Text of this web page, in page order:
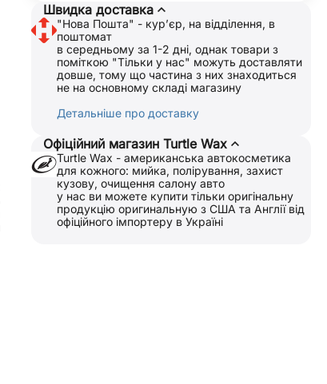
Швидка доставка
"Нова Пошта" - курʼєр, на відділення, в
поштомат
в середньому за 1-2 дні, однак товари з
поміткою "Тільки у нас" можуть доставляти
довше, тому що частина з них знаходиться
не на основному складі магазину
Детальніше про доставку
Офіційний магазин Turtle Wax
Turtle Wax - американська автокосметика
для кожного: мийка, полірування, захист
кузову, очищення салону авто
у нас ви можете купити тільки оригінальну
продукцію оригинальную з США та Англії від
офіційного імпортеру в Україні